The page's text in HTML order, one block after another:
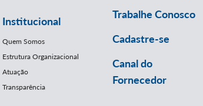
Institucional
Quem Somos
Estrutura Organizacional
Atuação
Transparência
Trabalhe Conosco
Cadastre-se
Canal do
Fornecedor